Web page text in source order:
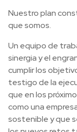
Nuestro plan
que somos.
Un equipo de
sinergia y el
cumplir los
testigo de la
que en los
como una
sostenible y que